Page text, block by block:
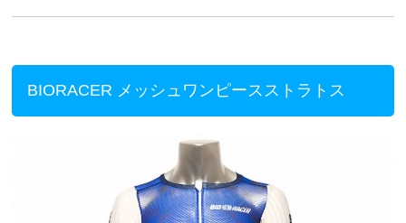
BIORACER メッシュワンピースストラトス